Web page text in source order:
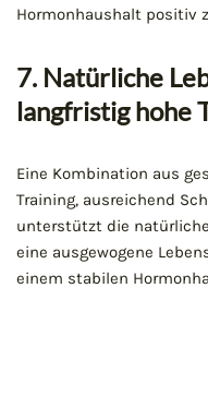
Hormonhaushalt positiv
7. Natürliche
langfristig hohe
Eine Kombination aus
Training, ausreichend
unterstützt die
eine ausgewogene
einem stabilen